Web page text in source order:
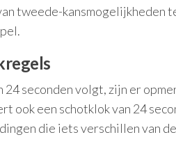
tweede-kansmogelijkheden
seconden volgt, zijn er
een schotklok van 24
die iets verschillen van